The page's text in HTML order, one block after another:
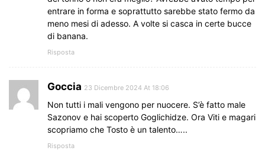
entrare in forma e soprattutto sarebbe stato fermo da
meno mesi di adesso. A volte si casca in certe bucce
di banana.
Risposta
Goccia 23 Dicembre 2024 At 18:06
Non tutti i mali vengono per nuocere. S’è fatto male
Sazonov e hai scoperto Goglichidze. Ora Viti e magari
scopriamo che Tosto è un talento…..
Risposta